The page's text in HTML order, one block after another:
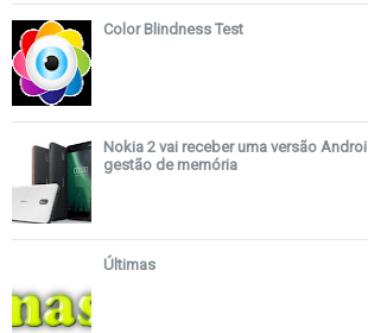
Color Blindness Test
Nokia 2 vai receber uma versão
gestão de memória
Últimas